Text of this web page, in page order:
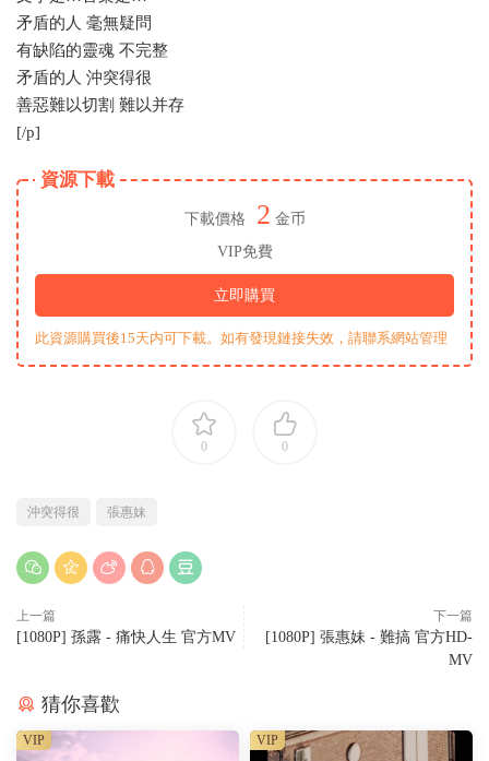
矛盾的人 毫無疑問
有缺陷的靈魂 不完整
矛盾的人 沖突得很
善惡難以切割 難以并存
[/p]
資源下載
下載價格 2 金币
VIP免費
立即購買
此資源購買後15天内可下載。如有發現鏈接失效，請聯系網站管理
0 0
沖突得很 張惠妹
上一篇
[1080P] 孫露 - 痛快人生 官方MV
下一篇
[1080P] 張惠妹 - 難搞 官方HD-
MV
猜你喜歡
VIP VIP